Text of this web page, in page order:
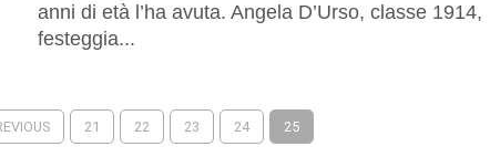
anni di età l’ha avuta. Angela D’Urso, classe 1914,
festeggia...
21 22 23 24 25